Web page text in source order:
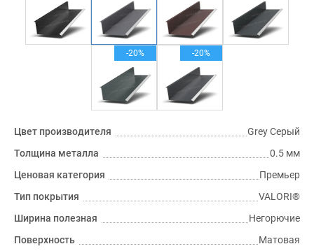
-20% -20%
Цвет производителя
Grey Серый
Толщина металла
0.5 мм
Ценовая категория
Премьер
Тип покрытия
VALORI®
Ширина полезная
Негорючие
Поверхность
Матовая